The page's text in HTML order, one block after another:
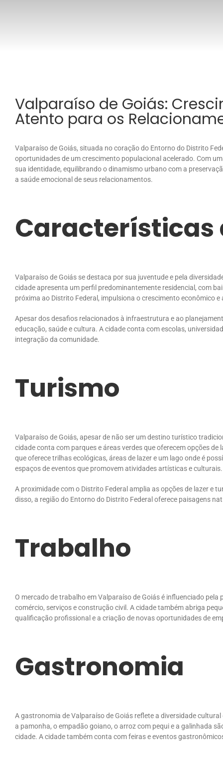
Valparaíso de Goiás:
Atento para os
Valparaíso de Goiás, situada no coração do Entorno do Distrito
oportunidades de um crescimento populacional acelerado. Com
sua identidade, equilibrando o dinamismo urbano com a
a saúde emocional de seus relacionamentos.
Características
Valparaíso de Goiás se destaca por sua juventude e pela
cidade apresenta um perfil predominantemente residencial, com
próxima ao Distrito Federal, impulsiona o crescimento econômico e
Apesar dos desafios relacionados à infraestrutura e ao
educação, saúde e cultura. A cidade conta com escolas,
integração da comunidade.
Turismo
Valparaíso de Goiás, apesar de não ser um destino turístico
cidade conta com parques e áreas verdes que oferecem opções
que oferece trilhas ecológicas, áreas de lazer e um lago onde é
espaços de eventos que promovem atividades artísticas e culturais.
A proximidade com o Distrito Federal amplia as opções de lazer e
disso, a região do Entorno do Distrito Federal oferece paisagens
Trabalho
O mercado de trabalho em Valparaíso de Goiás é influenciado
comércio, serviços e construção civil. A cidade também abriga
qualificação profissional e a criação de novas oportunidades de
Gastronomia
A gastronomia de Valparaíso de Goiás reflete a diversidade
a pamonha, o empadão goiano, o arroz com pequi e a galinhada
cidade. A cidade também conta com feiras e eventos